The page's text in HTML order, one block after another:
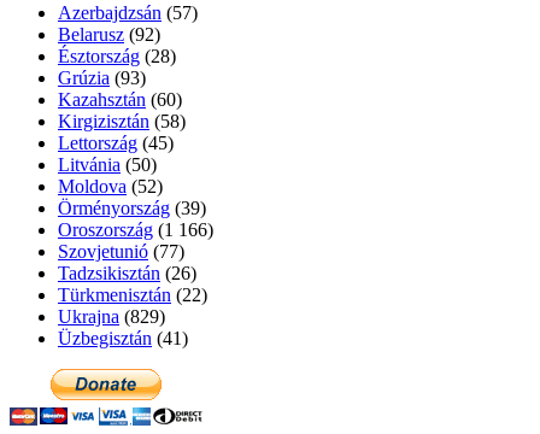
Azerbajdzsán (57)
Belarusz (92)
Észtország (28)
Grúzia (93)
Kazahsztán (60)
Kirgizisztán (58)
Lettország (45)
Litvánia (50)
Moldova (52)
Örményország (39)
Oroszország (1 166)
Szovjetunió (77)
Tadzsikisztán (26)
Türkmenisztán (22)
Ukrajna (829)
Üzbegisztán (41)